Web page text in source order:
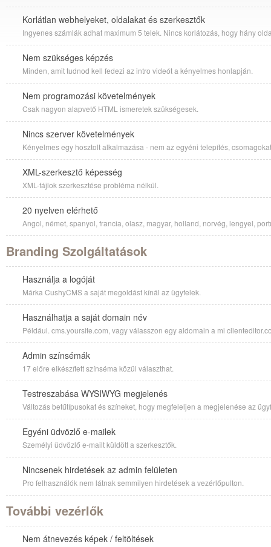
Korlátlan webhelyeket, oldalakat és szerkesztők
Ingyenes számlák adhat maximum 5 telek. Nincs korlátozás, hogy hány
Nem szükséges képzés
Minden, amit tudnod kell fedezi az intro videót a kényelmes honlapján.
Nem programozási követelmények
Csak nagyon alapvető HTML ismeretek szükségesek.
Nincs szerver követelmények
Kényelmes egy hosztolt alkalmazása - nem az egyéni telepítés,
XML-szerkesztő képesség
XML-fájlok szerkesztése probléma nélkül.
20 nyelven elérhető
Angol, német, spanyol, francia, olasz, magyar, holland, norvég, lengyel,
Branding Szolgáltatások
Használja a logóját
Márka CushyCMS a saját megoldást kínál az ügyfelek.
Használhatja a saját domain név
Például. cms.yoursite.com, vagy válasszon egy aldomain a mi
Admin színsémák
17 előre elkészített színséma közül választhat.
Testreszabása WYSIWYG megjelenés
Változás betűtípusokat és színeket, hogy megfeleljen a megjelenése az
Egyéni üdvözlő e-mailek
Személyi üdvözlő e-mailt küldött a szerkesztők.
Nincsenek hirdetések az admin felületen
Pro felhasználók nem látnak semmilyen hirdetések a vezérlőpulton.
További vezérlők
Nem átnevezés képek / feltöltések